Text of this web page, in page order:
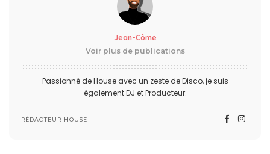
Jean-Côme
Voir plus de publications
Passionné de House avec un zeste de Disco, je suis
également DJ et Producteur.
RÉDACTEUR HOUSE